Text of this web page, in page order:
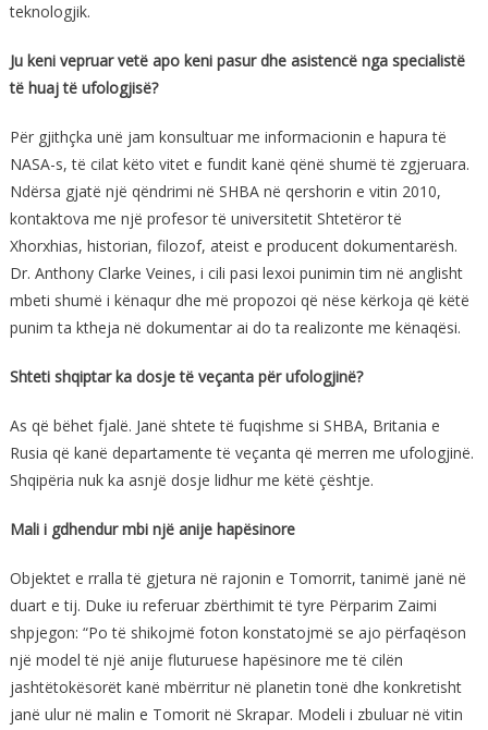
teknologjik.
Ju keni vepruar vetë apo keni pasur dhe asistencë nga specialistë
të huaj të ufologjisë?
Për gjithçka unë jam konsultuar me informacionin e hapura të
NASA-s, të cilat këto vitet e fundit kanë qënë shumë të zgjeruara.
Ndërsa gjatë një qëndrimi në SHBA në qershorin e vitin 2010,
kontaktova me një profesor të universitetit Shtetëror të
Xhorxhias, historian, filozof, ateist e producent dokumentarësh.
Dr. Anthony Clarke Veines, i cili pasi lexoi punimin tim në anglisht
mbeti shumë i kënaqur dhe më propozoi që nëse kërkoja që këtë
punim ta ktheja në dokumentar ai do ta realizonte me kënaqësi.
Shteti shqiptar ka dosje të veçanta për ufologjinë?
As që bëhet fjalë. Janë shtete të fuqishme si SHBA, Britania e
Rusia që kanë departamente të veçanta që merren me ufologjinë.
Shqipëria nuk ka asnjë dosje lidhur me këtë çështje.
Mali i gdhendur mbi një anije hapësinore
Objektet e rralla të gjetura në rajonin e Tomorrit, tanimë janë në
duart e tij. Duke iu referuar zbërthimit të tyre Përparim Zaimi
shpjegon: “Po të shikojmë foton konstatojmë se ajo përfaqëson
një model të një anije fluturuese hapësinore me të cilën
jashtëtokësorët kanë mbërritur në planetin tonë dhe konkretisht
janë ulur në malin e Tomorit në Skrapar. Modeli i zbuluar në vitin